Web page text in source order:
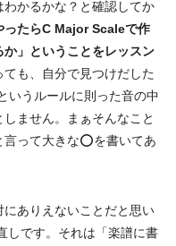
かるかな？と確認してか
ったらC Major Scaleで作
」ということをレッスン
も、自分で見つけだした
いうルールに則った音の中
ません。まぁそんなこと
言って大きな⭕️を書いてあ
ありえないことだと思い
しです。それは「楽譜に書